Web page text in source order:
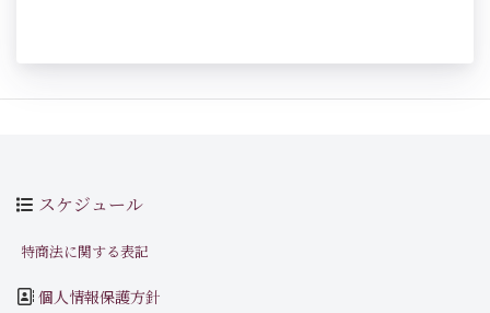
スケジュール
特商法に関する表記
個人情報保護方針